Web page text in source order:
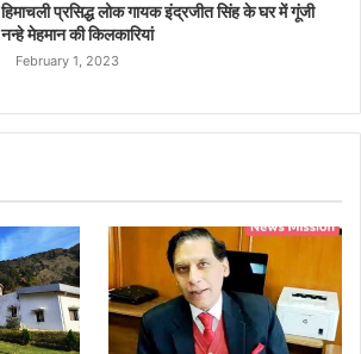
हिमाचली प्रसिद्ध लोक गायक इंद्रजीत सिंह के घर में गूंजी
नन्हे मेहमान की किलकारियां
February 1, 2023